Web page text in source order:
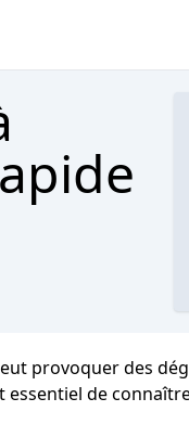
provoquer des
de